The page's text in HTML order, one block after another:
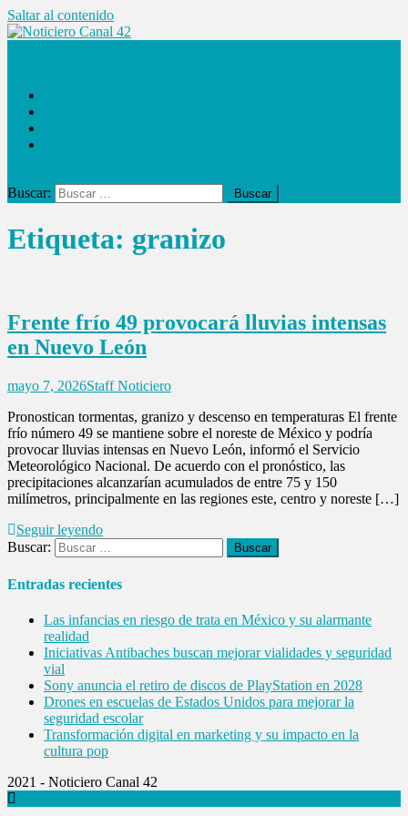
Saltar al contenido
Buscar:
Etiqueta: granizo
Frente frío 49 provocará lluvias intensas
en Nuevo León
mayo 7, 2026Staff Noticiero
Pronostican tormentas, granizo y descenso en temperaturas El frente
frío número 49 se mantiene sobre el noreste de México y podría
provocar lluvias intensas en Nuevo León, informó el Servicio
Meteorológico Nacional. De acuerdo con el pronóstico, las
precipitaciones alcanzarían acumulados de entre 75 y 150
milímetros, principalmente en las regiones este, centro y noreste […]
Seguir leyendo
Buscar:
Entradas recientes
Las infancias en riesgo de trata en México y su alarmante
realidad
Iniciativas Antibaches buscan mejorar vialidades y seguridad
vial
Sony anuncia el retiro de discos de PlayStation en 2028
Drones en escuelas de Estados Unidos para mejorar la
seguridad escolar
Transformación digital en marketing y su impacto en la
cultura pop
2021 - Noticiero Canal 42